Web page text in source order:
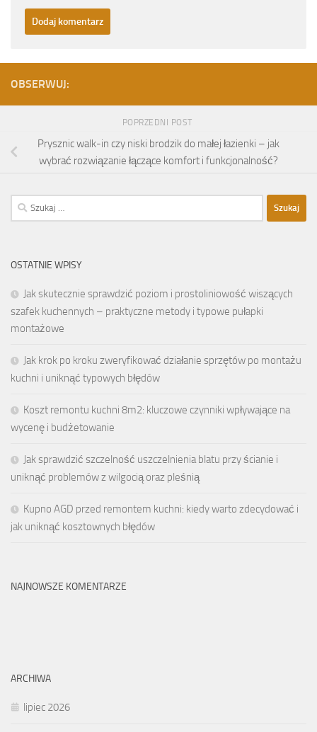
OBSERWUJ:
POPRZEDNI POST
Prysznic walk-in czy niski brodzik do małej łazienki – jak
wybrać rozwiązanie łączące komfort i funkcjonalność?
Szukaj:
OSTATNIE WPISY
Jak skutecznie sprawdzić poziom i prostoliniowość wiszących
szafek kuchennych – praktyczne metody i typowe pułapki
montażowe
Jak krok po kroku zweryfikować działanie sprzętów po montażu
kuchni i uniknąć typowych błędów
Koszt remontu kuchni 8m2: kluczowe czynniki wpływające na
wycenę i budżetowanie
Jak sprawdzić szczelność uszczelnienia blatu przy ścianie i
uniknąć problemów z wilgocią oraz pleśnią
Kupno AGD przed remontem kuchni: kiedy warto zdecydować i
jak uniknąć kosztownych błędów
NAJNOWSZE KOMENTARZE
ARCHIWA
lipiec 2026